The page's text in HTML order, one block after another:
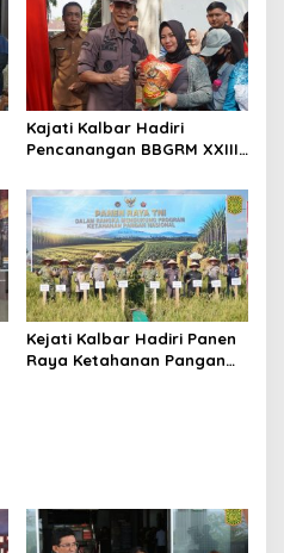
Kajati Kalbar Hadiri
Pencanangan BBGRM XXIII,
Ke – 33 Tingkat Provinsi
Kalimantan Barat Tahun
2026
Kejati Kalbar Hadiri Panen
Raya Ketahanan Pangan